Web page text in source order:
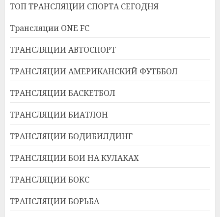
ТОП ТРАНСЛЯЦИИ СПОРТА СЕГОДНЯ
Трансляции ONE FC
ТРАНСЛЯЦИИ АВТОСПОРТ
ТРАНСЛЯЦИИ АМЕРИКАНСКИЙ ФУТББОЛ
ТРАНСЛЯЦИИ БАСКЕТБОЛ
ТРАНСЛЯЦИИ БИАТЛОН
ТРАНСЛЯЦИИ БОДИБИЛДИНГ
ТРАНСЛЯЦИИ БОИ НА КУЛАКАХ
ТРАНСЛЯЦИИ БОКС
ТРАНСЛЯЦИИ БОРЬБА